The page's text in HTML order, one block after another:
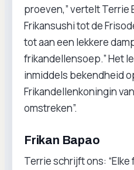
proeven,” vertelt Terrie
Frikansushi tot de
tot aan een lekkere
frikandellensoep.” Het
inmiddels bekendheid
Frikandellenkoningin
omstreken”.
Frikan Bapao
Terrie schrijft ons: